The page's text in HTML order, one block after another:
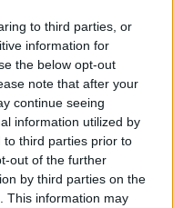
to third parties, or
information for
the below opt-out
note that after your
continue seeing
information utilized by
to third parties prior to
out of the further
by third parties on the
This information may